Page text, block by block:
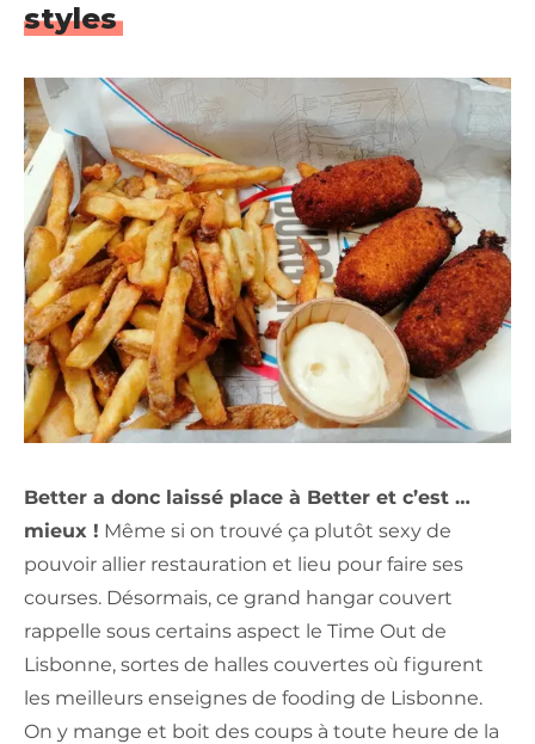
styles
Better a donc laissé place à Better et c’est …
mieux ! Même si on trouvé ça plutôt sexy de
pouvoir allier restauration et lieu pour faire ses
courses. Désormais, ce grand hangar couvert
rappelle sous certains aspect le Time Out de
Lisbonne, sortes de halles couvertes où figurent
les meilleurs enseignes de fooding de Lisbonne.
On y mange et boit des coups à toute heure de la